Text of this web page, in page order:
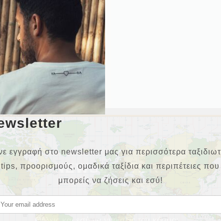
NEWSLETTER
εγγραφή στο newsletter μας για περισσότερα
tips, προορισμούς, ομαδικά ταξίδια και περιπέτειες που
μπορείς να ζήσεις και εσύ!